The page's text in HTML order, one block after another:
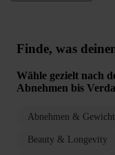
Finde, was
Wähle gezielt nach
Abnehmen bis
Abnehmen &
Beauty & Longevity